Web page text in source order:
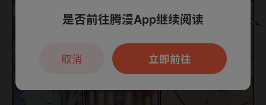
本章节仅支持App阅读，可打开App新用
户7天免费看
是否前往腾漫App继续阅读
立即前往
取消